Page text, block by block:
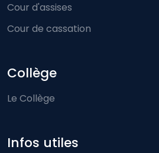
Cour d'assises
Cour de cassation
Collège
Le Collège
Infos utiles